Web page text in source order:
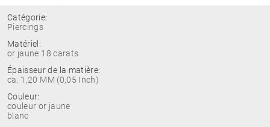
Catégorie:
Piercings
Matériel:
or jaune 18 carats
Épaisseur de la matière:
ca. 1,20 MM (0,05 Inch)
Couleur:
couleur or jaune
blanc